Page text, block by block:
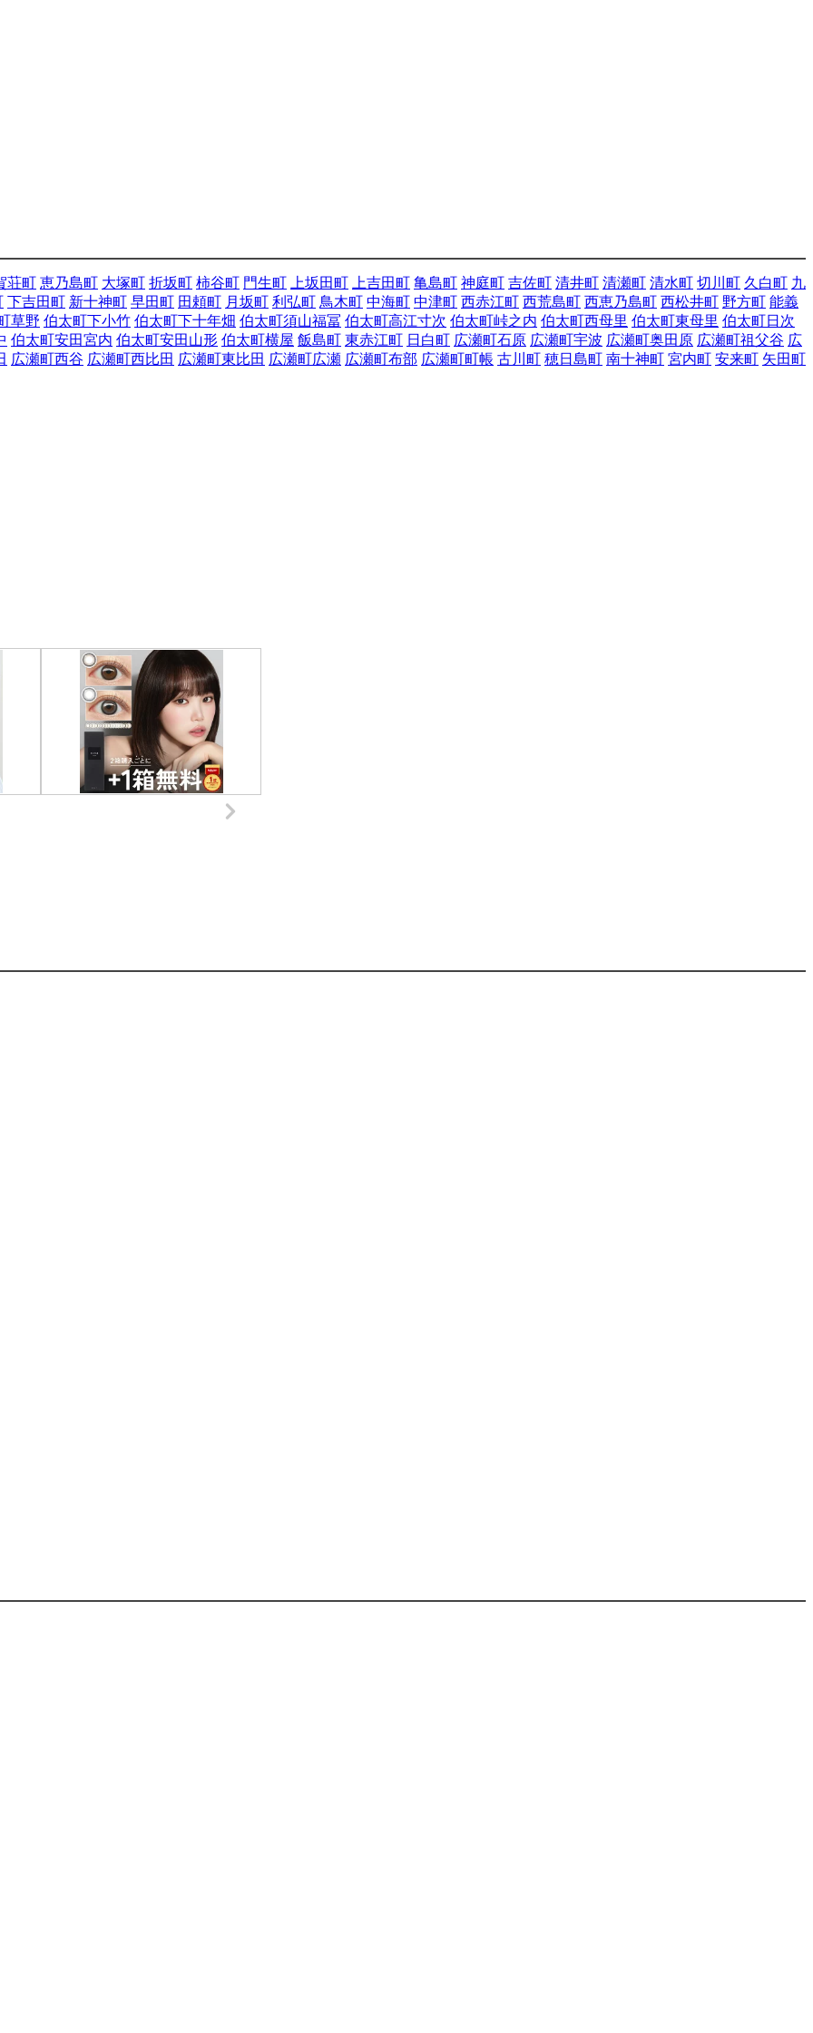
荘町 恵乃島町 大塚町 折坂町 柿谷町 門生町 上坂田町 上吉田町 亀島町 神庭町 吉佐町 清井町 清瀬町 清水町 切川町 久白町 九
下吉田町 新十神町 早田町 田頼町 月坂町 利弘町 鳥木町 中海町 中津町 西赤江町 西荒島町 西恵乃島町 西松井町 野方町 能義
草野 伯太町下小竹 伯太町下十年畑 伯太町須山福冨 伯太町高江寸次 伯太町峠之内 伯太町西母里 伯太町東母里 伯太町日次
伯太町安田宮内 伯太町安田山形 伯太町横屋 飯島町 東赤江町 日白町 広瀬町石原 広瀬町宇波 広瀬町奥田原 広瀬町祖父谷 広
広瀬町西谷 広瀬町西比田 広瀬町東比田 広瀬町広瀬 広瀬町布部 広瀬町町帳 古川町 穂日島町 南十神町 宮内町 安来町 矢田町